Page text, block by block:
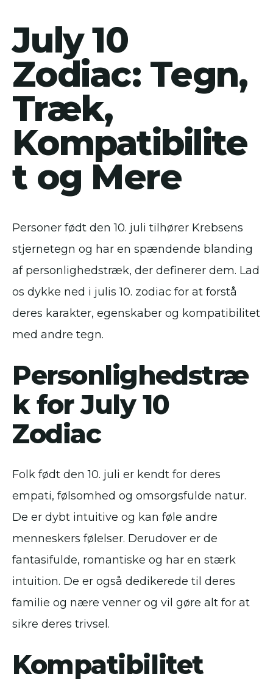
July 10
Zodiac: Tegn,
Træk,
Kompatibilite
t og Mere
Personer født den 10. juli tilhører Krebsens
stjernetegn og har en spændende blanding
af personlighedstræk, der definerer dem. Lad
os dykke ned i julis 10. zodiac for at forstå
deres karakter, egenskaber og kompatibilitet
med andre tegn.
Personlighedstræ
k for July 10
Zodiac
Folk født den 10. juli er kendt for deres
empati, følsomhed og omsorgsfulde natur.
De er dybt intuitive og kan føle andre
menneskers følelser. Derudover er de
fantasifulde, romantiske og har en stærk
intuition. De er også dedikerede til deres
familie og nære venner og vil gøre alt for at
sikre deres trivsel.
Kompatibilitet